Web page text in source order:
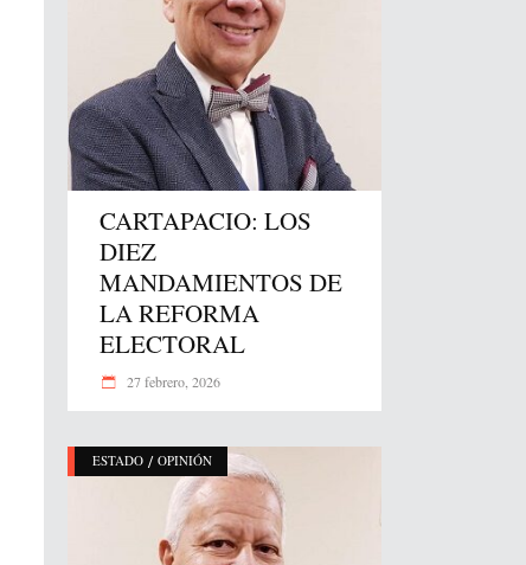
CARTAPACIO: LOS
DIEZ
MANDAMIENTOS DE
LA REFORMA
ELECTORAL
27 febrero, 2026
ESTADO / OPINIÓN